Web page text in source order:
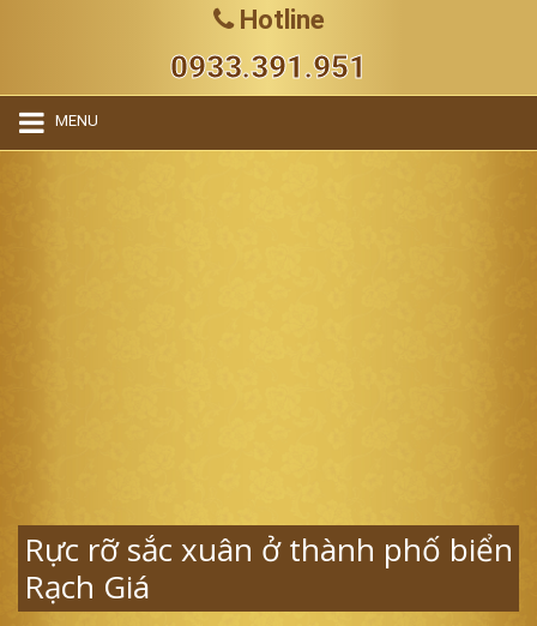
Hotline
0933.391.951
MENU
Rực rỡ sắc xuân ở thành phố biển
Rạch Giá